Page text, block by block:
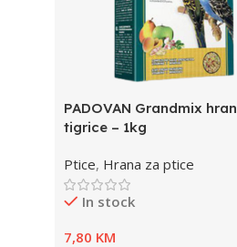
PADOVAN Grandmix
tigrice – 1kg
Ptice, Hrana za ptice
In stock
7,80 KM